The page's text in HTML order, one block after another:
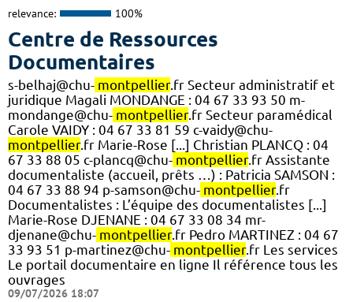
relevance: 100%
Centre de Ressources
Documentaires
s-belhaj@chu- montpellier.fr Secteur administratif et
juridique Magali MONDANGE : 04 67 33 93 50 m-
mondange@chu- montpellier.fr Secteur paramédical
Carole VAIDY : 04 67 33 81 59 c-vaidy@chu-
montpellier.fr Marie-Rose [...] Christian PLANCQ : 04
67 33 88 05 c-plancq@chu- montpellier.fr Assistante
documentaliste (accueil, prêts …) : Patricia SAMSON :
04 67 33 88 94 p-samson@chu- montpellier.fr
Documentalistes : L’équipe des documentalistes [...]
Marie-Rose DJENANE : 04 67 33 08 34 mr-
djenane@chu- montpellier.fr Pedro MARTINEZ : 04 67
33 93 51 p-martinez@chu- montpellier.fr Les services
Le portail documentaire en ligne Il référence tous les
ouvrages
09/07/2026 18:07